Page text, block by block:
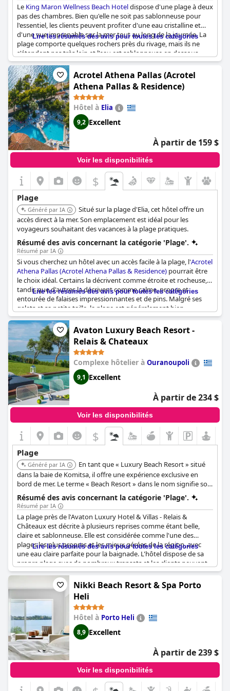
Le King Maron Wellness Beach Hoteldispose d'une plage à deux
pas des chambres. Bien qu'elle ne soit pas sablonneuse pour
l'essentiel, les clients peuvent profiter d'une eau cristalline et
d'une vue imprenable sur la mer tout au long de la journée. La
plage comporte quelques rochers près du rivage, mais ils ne
s'étendent pas très loin et l'eau est sablonneuse en dessous.
L'hôtel met gratuitement à votre disposition des chaises
longues et des parasols, ce qui vous permettra de vous
détendre et de profiter du soleil. Bien que petite, la plage est
bien entretenue et nettoyée quotidiennement. Des bancs, des
lampadaires et des fleurs bordent l'escalier menant à l'eau. La
plage de l'hôtel n'est peut-être pas adaptée aux jeunes enfants,
mais l'atmosphère calme et tranquille en fait un lieu idéal pour
ceux qui recherchent une escapade sereine. Certains clients
recommandent d'apporter des chaussures spéciales pour
franchir l'entrée rocheuse de la plage. En dépit de quelques
griefs mineurs, la plupart des clients s'accordent à dire que la
plage de l'hôtel est magnifique et qu'elle mérite d'être visitée.
Lire les résumés des avis pour toutes les catégories
Acrotel Athena Pallas (Acrotel
Athena Pallas & Residence)
Hôtel à Elia
9,2 Excellent
À partir de 159 $
Voir les disponibilités
$
Plage
Généré par IA
Situé sur la plage d'Elia, cet hôtel offre un
accès direct à la mer. Son emplacement est idéal pour les
voyageurs souhaitant des vacances à la plage pratiques.
Résumé des avis concernant la catégorie 'Plage'.
Résumé par IA
Si vous cherchez un hôtel avec un accès facile à la plage, l'Acrotel
Athena Pallas (Acrotel Athena Pallas & Residence) pourrait être
le choix idéal. Certains la décrivent comme étroite et rocheuse,
tandis que d'autres la décrivent comme calme, propre et
entourée de falaises impressionnantes et de pins. Malgré ses
galets et sa petite taille, la plage est généralement bien
organisée et privée, offrant de l'ombre naturelle et des eaux
calmes parfaites pour la baignade. Si certains clients se
plaignent du nombre limité de parasols et de chaises longues,
d'autres apprécient l'atmosphère intime et particulière de ce
joyau encore méconnu. L'emplacement de l'hôtel est idéal pour
explorer les plages voisines aux eaux cristallines, mais si vous
préférez rester près de l'hôtel, vous pouvez profiter de la
commodité d'une plage juste de l'autre côté de la route. Malgré
quelques problèmes d'accessibilité pour les enfants en bas âge
et les personnes handicapées, la plage de l'hôtel reste un choix
populaire pour de nombreux clients qui apprécient son
authenticité et son charme unique.
Lire les résumés des avis pour toutes les catégories
Avaton Luxury Beach Resort -
Relais & Chateaux
Complexe hôtelier à Ouranoupoli
9,1 Excellent
À partir de 234 $
Voir les disponibilités
$
Plage
Généré par IA
En tant que « Luxury Beach Resort » situé
dans la baie de Komitsa, il offre une expérience exclusive en
bord de mer. Le terme « Beach Resort » dans le nom signifie son
accent sur la fourniture d'une retraite haut de gamme en bord
de mer.
Résumé des avis concernant la catégorie 'Plage'.
Résumé par IA
La plage près de l'Avaton Luxury Hotel & Villas - Relais &
Châteaux est décrite à plusieurs reprises comme étant belle,
claire et sablonneuse. Elle est considérée comme l'une des
plages les plus propres et les mieux gérées de la région, avec
une eau claire parfaite pour la baignade. L'hôtel dispose de sa
propre plage avec de nombreux transats et les clients peuvent
profiter d'une expérience paisible et relaxante. Certains clients
mentionnent qu'il y a d'autres plages moins propres à
proximité, mais la plage de l'hôtel est l'un des points forts de
leur séjour. Dans l'ensemble, la plage est fortement
recommandée et constitue un merveilleux complément à
l'hébergement luxueux de l'hôtel.
Lire les résumés des avis pour toutes les catégories
Nikki Beach Resort & Spa Porto
Heli
Hôtel à Porto Heli
8,9 Excellent
À partir de 239 $
Voir les disponibilités